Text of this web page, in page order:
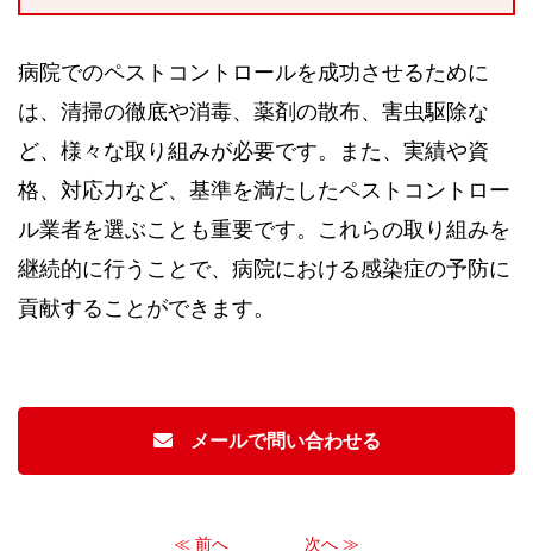
病院でのペストコントロールを成功させるために
は、清掃の徹底や消毒、薬剤の散布、害虫駆除な
ど、様々な取り組みが必要です。また、実績や資
格、対応力など、基準を満たしたペストコントロー
ル業者を選ぶことも重要です。これらの取り組みを
継続的に行うことで、病院における感染症の予防に
貢献することができます。
メールで問い合わせる
≪ 前へ 次へ ≫